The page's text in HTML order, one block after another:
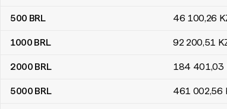
500 BRL 46 100,26
1000 BRL 92 200,51
2000 BRL 184 401,03
5000 BRL 461 002,56